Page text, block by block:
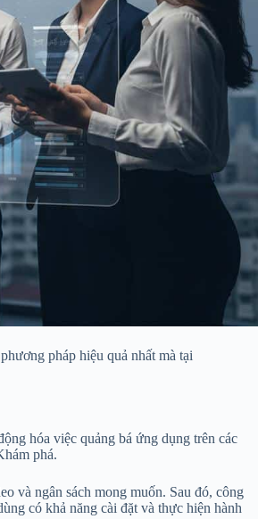
pháp hiệu quả nhất mà tại
hóa việc quảng bá ứng dụng trên các
phá.
và ngân sách mong muốn. Sau đó, công
có khả năng cài đặt và thực hiện hành